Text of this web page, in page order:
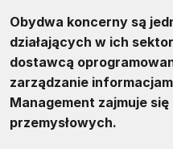
Obydwa koncerny są
działających w ich
dostawcą
zarządzanie
Management zajmuje
przemysłowych.